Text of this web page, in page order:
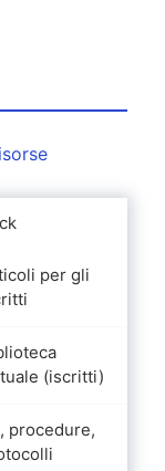
per gli
(iscritti)
procedure,